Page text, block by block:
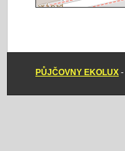
PŮJČOVNY EKOLUX -